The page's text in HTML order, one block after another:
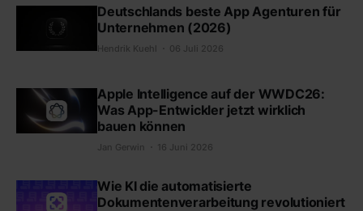
Deutschlands beste App Agenturen für
Unternehmen (2026)
Hendrik Kuehl 06 Juli 2026
Apple Intelligence auf der WWDC26:
Was App-Entwickler jetzt wirklich
bauen können
Jan Gerwin 16 Juni 2026
Wie KI die automatisierte
Dokumentenverarbeitung revolutioniert